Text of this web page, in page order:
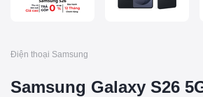
Điện thoại Samsung
Samsung Galaxy S26